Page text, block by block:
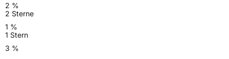
2 %
2 Sterne
1 %
1 Stern
3 %